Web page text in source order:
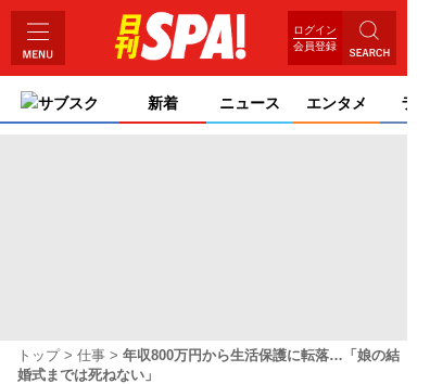
ログイン
会員登録
サブスク 新着 ニュース エンタメ ライ
トップ 仕事
年収800万円から生活保護に転落…「娘の結
婚式までは死ねない」